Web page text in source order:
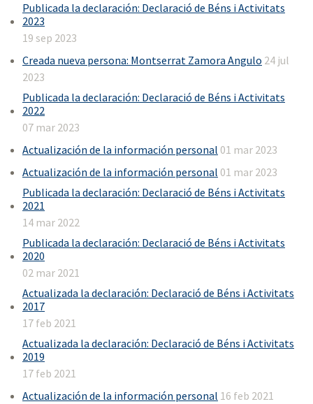
Publicada la declaración: Declaració de Béns i Activitats
2023
19 sep 2023
Creada nueva persona: Montserrat Zamora Angulo 24 jul
2023
Publicada la declaración: Declaració de Béns i Activitats
2022
07 mar 2023
Actualización de la información personal 01 mar 2023
Actualización de la información personal 01 mar 2023
Publicada la declaración: Declaració de Béns i Activitats
2021
14 mar 2022
Publicada la declaración: Declaració de Béns i Activitats
2020
02 mar 2021
Actualizada la declaración: Declaració de Béns i Activitats
2017
17 feb 2021
Actualizada la declaración: Declaració de Béns i Activitats
2019
17 feb 2021
Actualización de la información personal 16 feb 2021